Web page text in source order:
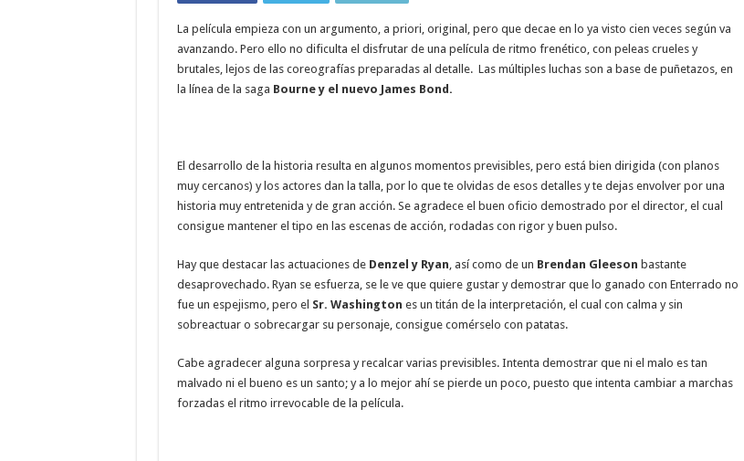
La película empieza con un argumento, a priori, original, pero que decae en lo ya visto cien veces según va
avanzando. Pero ello no dificulta el disfrutar de una película de ritmo frenético, con peleas crueles y
brutales, lejos de las coreografías preparadas al detalle. Las múltiples luchas son a base de puñetazos, en
la línea de la saga Bourne y el nuevo James Bond.
El desarrollo de la historia resulta en algunos momentos previsibles, pero está bien dirigida (con planos
muy cercanos) y los actores dan la talla, por lo que te olvidas de esos detalles y te dejas envolver por una
historia muy entretenida y de gran acción. Se agradece el buen oficio demostrado por el director, el cual
consigue mantener el tipo en las escenas de acción, rodadas con rigor y buen pulso.
Hay que destacar las actuaciones de Denzel y Ryan, así como de un Brendan Gleeson bastante
desaprovechado. Ryan se esfuerza, se le ve que quiere gustar y demostrar que lo ganado con Enterrado no
fue un espejismo, pero el Sr. Washington es un titán de la interpretación, el cual con calma y sin
sobreactuar o sobrecargar su personaje, consigue comérselo con patatas.
Cabe agradecer alguna sorpresa y recalcar varias previsibles. Intenta demostrar que ni el malo es tan
malvado ni el bueno es un santo; y a lo mejor ahí se pierde un poco, puesto que intenta cambiar a marchas
forzadas el ritmo irrevocable de la película.